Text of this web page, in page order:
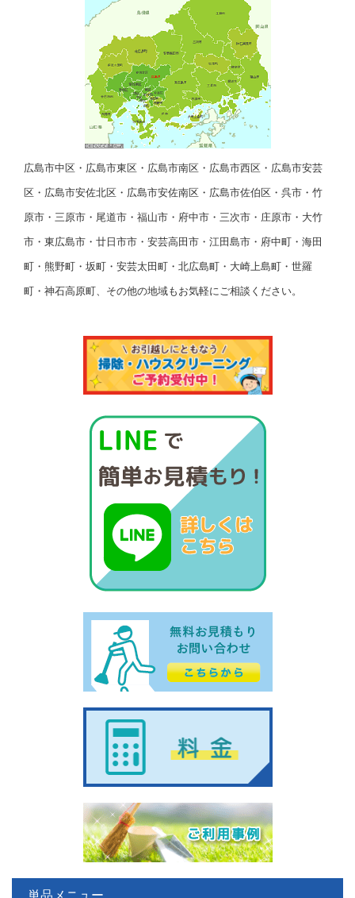
広島市中区・広島市東区・広島市南区・広島市西区・広島市安芸
区・広島市安佐北区・広島市安佐南区・広島市佐伯区・呉市・竹
原市・三原市・尾道市・福山市・府中市・三次市・庄原市・大竹
市・東広島市・廿日市市・安芸高田市・江田島市・府中町・海田
町・熊野町・坂町・安芸太田町・北広島町・大崎上島町・世羅
町・神石高原町、その他の地域もお気軽にご相談ください。
単品メニュー